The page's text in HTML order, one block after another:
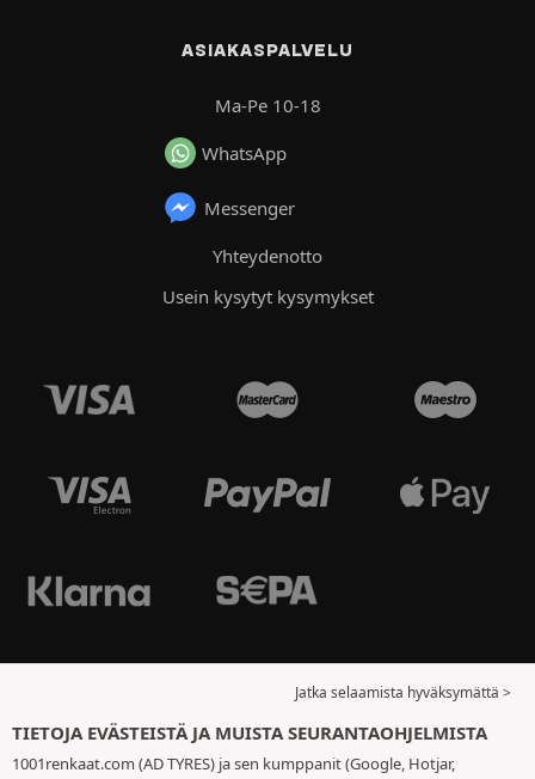
ASIAKASPALVELU
Ma-Pe 10-18
WhatsApp
Messenger
Yhteydenotto
Usein kysytyt kysymykset
Jatka selaamista hyväksymättä >
TIETOJA EVÄSTEISTÄ JA MUISTA SEURANTAOHJELMISTA
1001renkaat.com (AD TYRES) ja sen kumppanit (Google, Hotjar,